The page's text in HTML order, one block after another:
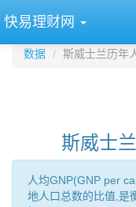
快易理财网
数据 斯威士兰历年
斯威士
人均GNP(GNP per
地人口总数的比值,是